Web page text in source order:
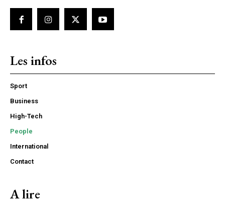
Les infos
Sport
Business
High-Tech
People
International
Contact
A lire